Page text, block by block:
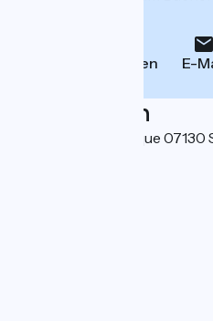
Anrufen E-
Localisation
2 rue de la République